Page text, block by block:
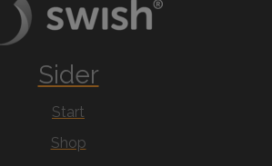
Sider
Start
Shop